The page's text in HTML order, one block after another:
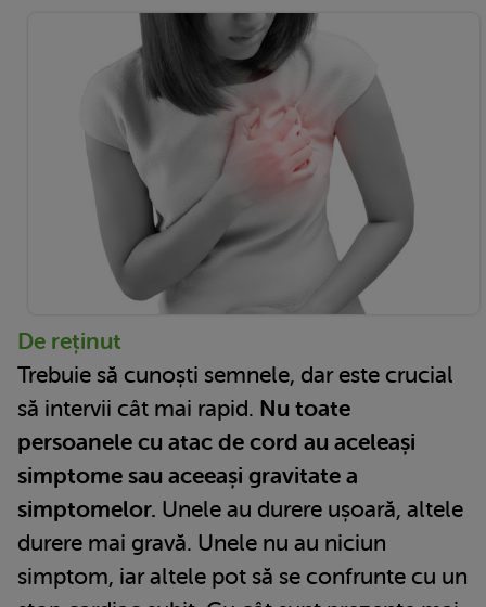
De reținut
Trebuie să cunoști semnele, dar este crucial
să intervii cât mai rapid. Nu toate
persoanele cu atac de cord au aceleași
simptome sau aceeași gravitate a
simptomelor. Unele au durere ușoară, altele
durere mai gravă. Unele nu au niciun
simptom, iar altele pot să se confrunte cu un